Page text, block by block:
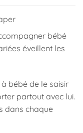
bébé
éveillent les
bébé de le saisir
partout avec lui.
dans chaque